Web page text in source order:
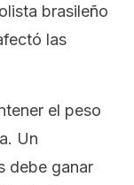
brasileño
las
el peso
Un
debe ganar